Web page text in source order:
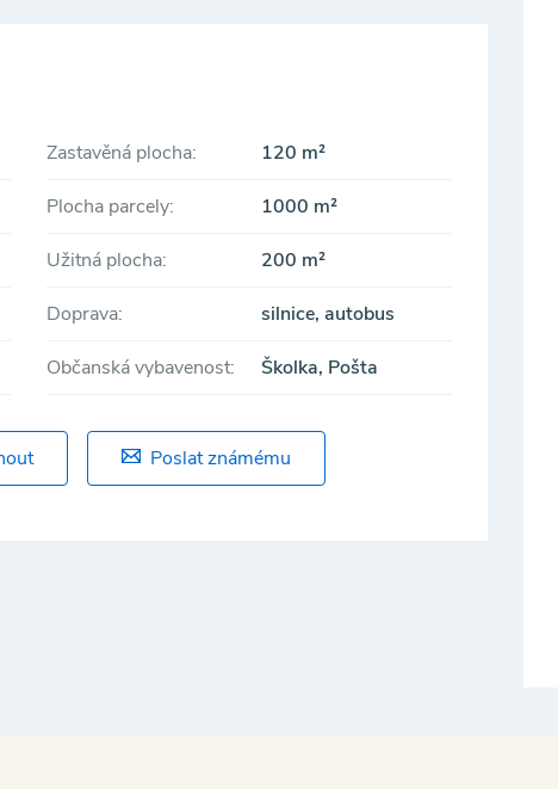
Zastavěná plocha: 120 m²
Plocha parcely: 1000 m²
Užitná plocha: 200 m²
Doprava: silnice, autobus
Občanská vybavenost: Školka, Pošta
Poslat známému